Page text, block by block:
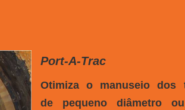
Port-A-Trac
Otimiza o manuseio dos
de pequeno diâmetro